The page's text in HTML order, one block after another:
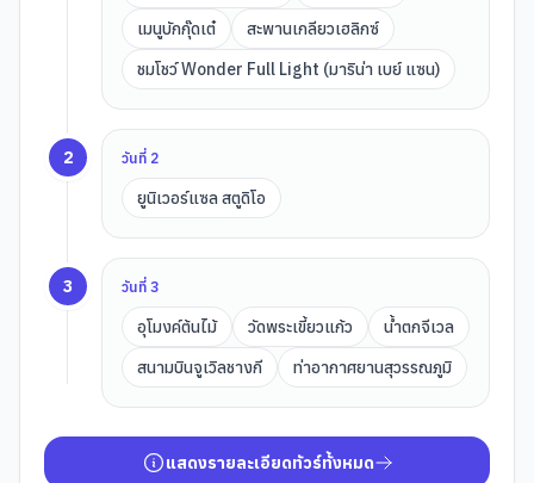
เมนูบักกุ๊ดเต๋
สะพานเกลียวเฮลิกซ์
ชมโชว์ Wonder Full Light (มาริน่า เบย์ แซน)
2 วันที่ 2
ยูนิเวอร์แซล สตูดิโอ
3 วันที่3
อุโมงค์ต้นไม้ วัดพระเขี้ยวแก้ว
น้ำตกจีเวล
สนามบินจูเวิลชางกี
ท่าอากาศยานสุวรรณภูมิ
แสดงรายละเอียดทัวร์ทั้งหมด